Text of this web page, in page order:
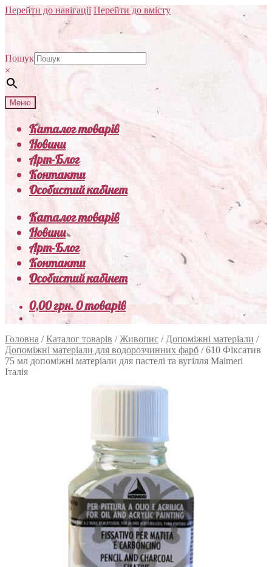
Перейти до навігації Перейти до вмісту
Пошук
×
Меню
Каталог товарів
Новини
Арт-Блог
Контакти
Особистий кабінет
Каталог товарів
Новини
Арт-Блог
Контакти
Особистий кабінет
0,00грн.0 товарів
Головна /Каталог товарів /Живопис / Допоміжні матеріали /
Допоміжні матеріали для водорозчинних фарб /610 Фіксатив
75 мл допоміжні матеріали для пастелі та вугілля Maimeri
Італія